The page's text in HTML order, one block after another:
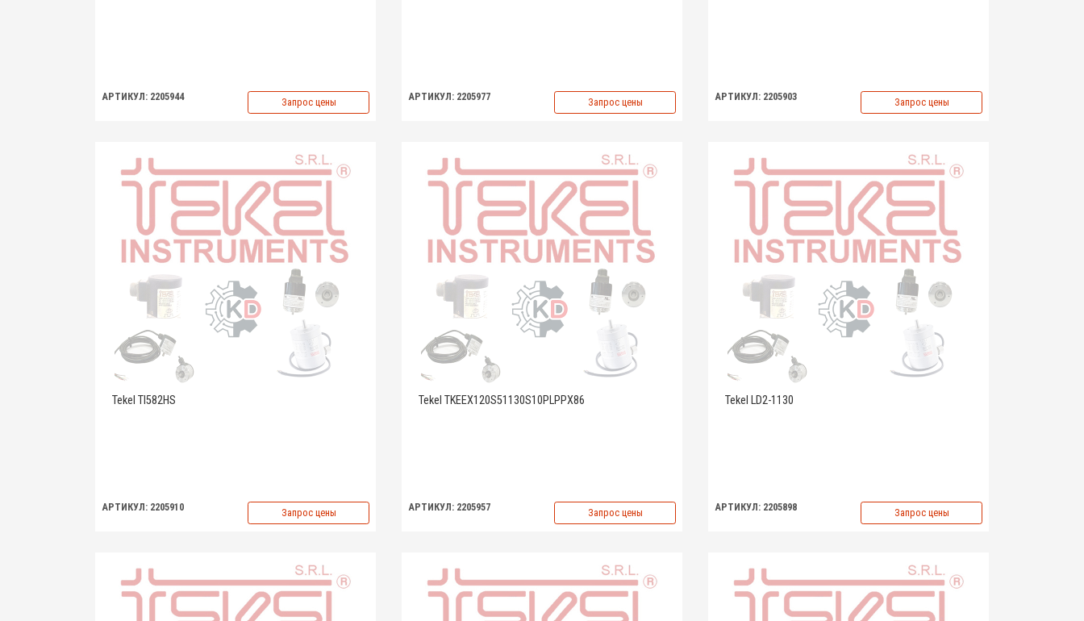
АРТИКУЛ: 2205944 Запрос цены АРТИКУЛ: 2205977 Запрос цены АРТИКУЛ: 2205903 Запрос цены
Tekel TI582HS
АРТИКУЛ: 2205910 Запрос цены
Tekel TKEEX120S51130S10PLPPX86
АРТИКУЛ: 2205957 Запрос цены
Tekel LD2-1130
АРТИКУЛ: 2205898 Запрос цены